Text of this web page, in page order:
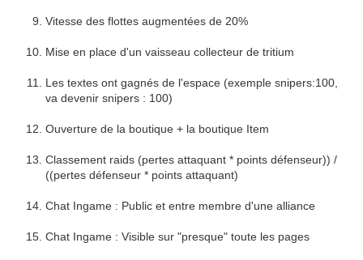
Vitesse des flottes augmentées de 20%
Mise en place d'un vaisseau collecteur de tritium
Les textes ont gagnés de l'espace (exemple snipers:100,
va devenir snipers : 100)
Ouverture de la boutique + la boutique Item
Classement raids (pertes attaquant * points défenseur)) /
((pertes défenseur * points attaquant)
Chat Ingame : Public et entre membre d'une alliance
Chat Ingame : Visible sur "presque" toute les pages